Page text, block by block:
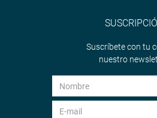
Suscríbete con tu
nuestro